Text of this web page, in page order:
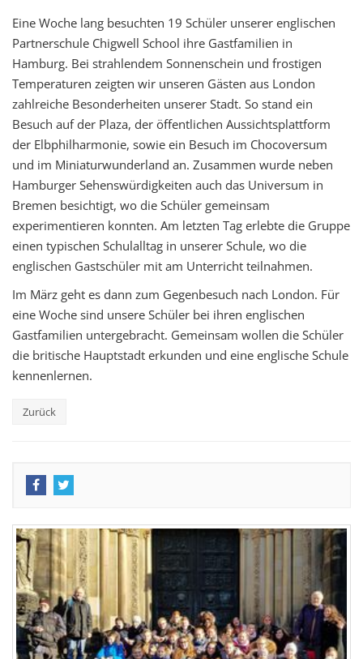
Eine Woche lang besuchten 19 Schüler unserer englischen
Partnerschule Chigwell School ihre Gastfamilien in
Hamburg. Bei strahlendem Sonnenschein und frostigen
Temperaturen zeigten wir unseren Gästen aus London
zahlreiche Besonderheiten unserer Stadt. So stand ein
Besuch auf der Plaza, der öffentlichen Aussichtsplattform
der Elbphilharmonie, sowie ein Besuch im Chocoversum
und im Miniaturwunderland an. Zusammen wurde neben
Hamburger Sehenswürdigkeiten auch das Universum in
Bremen besichtigt, wo die Schüler gemeinsam
experimentieren konnten. Am letzten Tag erlebte die Gruppe
einen typischen Schulalltag in unserer Schule, wo die
englischen Gastschüler mit am Unterricht teilnahmen.
Im März geht es dann zum Gegenbesuch nach London. Für
eine Woche sind unsere Schüler bei ihren englischen
Gastfamilien untergebracht. Gemeinsam wollen die Schüler
die britische Hauptstadt erkunden und eine englische Schule
kennenlernen.
Zurück